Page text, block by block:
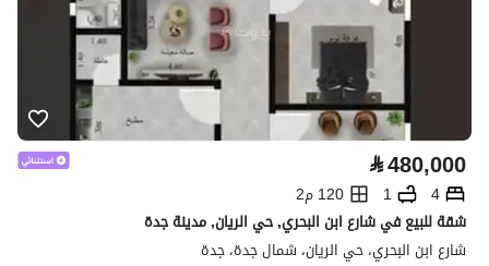
⃁480,000
4
1
120 م2
شقة للبيع في شارع ابن البحري, حي الريان, مدينة جدة
شارع ابن البحري، حي الريان، شمال جدة، جدة